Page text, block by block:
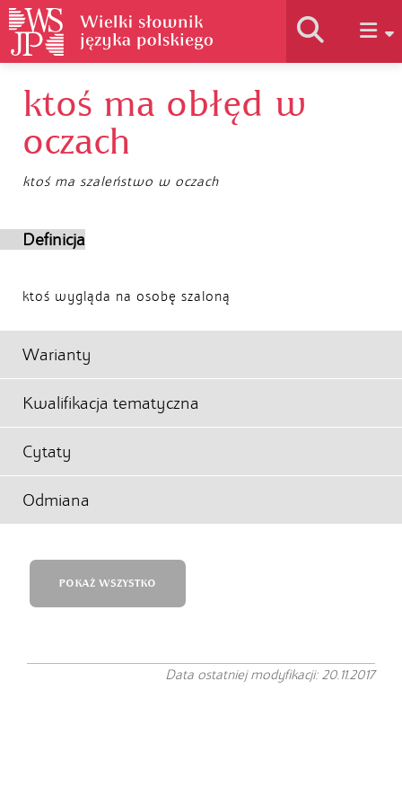
Historia słownika
ktoś ma obłęd w
oczach
ktoś ma szaleństwo w oczach
Definicja
ktoś wygląda na osobę szaloną
Warianty
Kwalifikacja tematyczna
Cytaty
Odmiana
POKAŻ WSZYSTKO
Data ostatniej modyfikacji: 20.11.2017